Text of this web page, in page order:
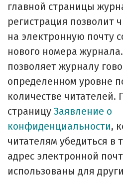
главной страницы
регистрация позволит
на электронную почту
нового номера
позволяет журналу
определенном уровне
количестве читателей.
страницу Заявление о
конфиденциальности,
читателям убедиться в
адрес электронной
использованы для